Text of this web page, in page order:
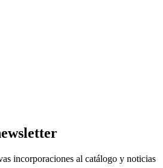
incorporaciones al catálogo y noticias